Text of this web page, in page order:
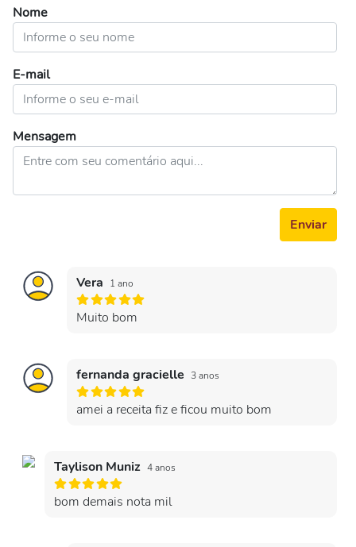
Nome
E-mail
Mensagem
Enviar
Vera 1 ano
Muito bom
fernanda gracielle 3 anos
amei a receita fiz e ficou muito bom
Taylison Muniz 4 anos
bom demais nota mil